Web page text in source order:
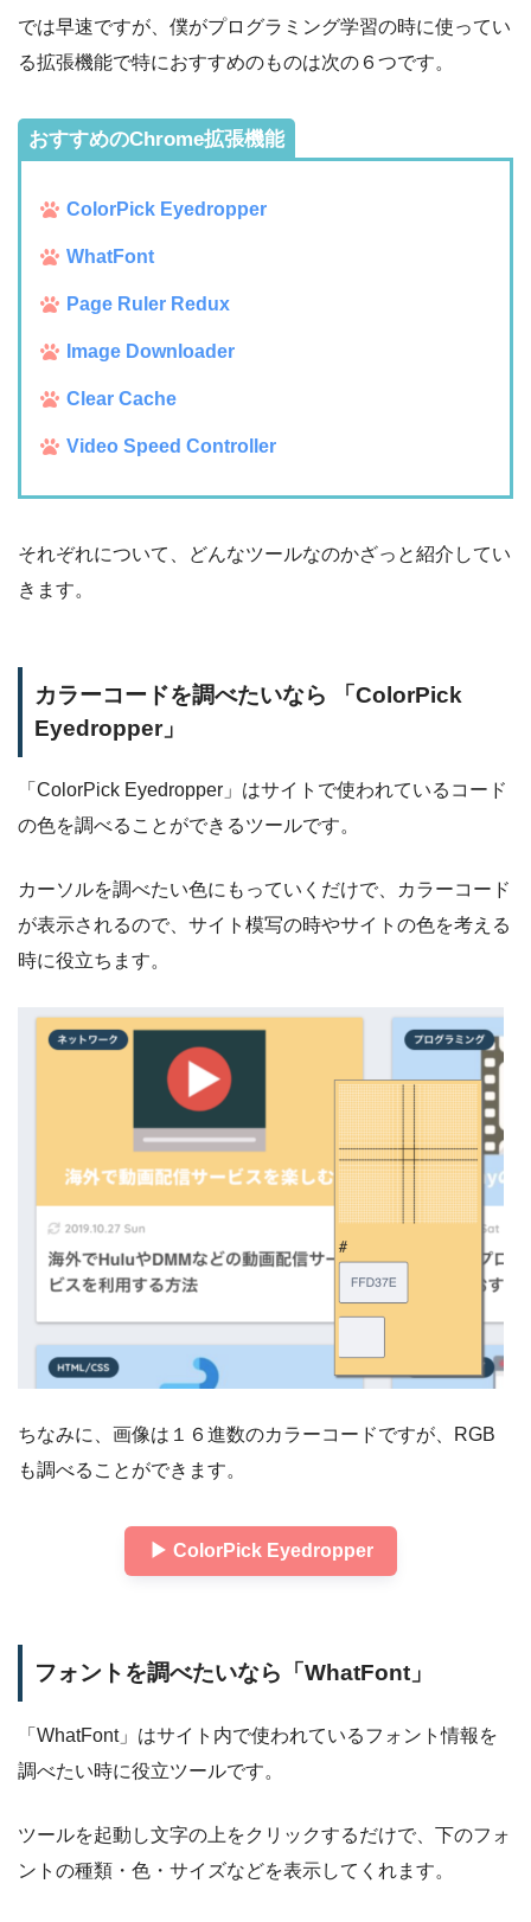
では早速ですが、僕がプログラミング学習の時に使ってい
る拡張機能で特におすすめのものは次の６つです。
おすすめのChrome拡張機能
ColorPick Eyedropper
WhatFont
Page Ruler Redux
Image Downloader
Clear Cache
Video Speed Controller
それぞれについて、どんなツールなのかざっと紹介してい
きます。
カラーコードを調べたいなら 「ColorPick
Eyedropper」
「ColorPick Eyedropper」はサイトで使われているコード
の色を調べることができるツールです。
カーソルを調べたい色にもっていくだけで、カラーコード
が表示されるので、サイト模写の時やサイトの色を考える
時に役立ちます。
ちなみに、画像は１６進数のカラーコードですが、RGB
も調べることができます。
▶︎ ColorPick Eyedropper
フォントを調べたいなら「WhatFont」
「WhatFont」はサイト内で使われているフォント情報を
調べたい時に役立ツールです。
ツールを起動し文字の上をクリックするだけで、下のフォ
ントの種類・色・サイズなどを表示してくれます。